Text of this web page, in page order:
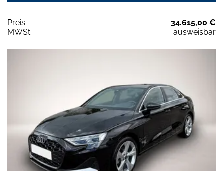
Preis:
34.615,00 €
MWSt:
ausweisbar